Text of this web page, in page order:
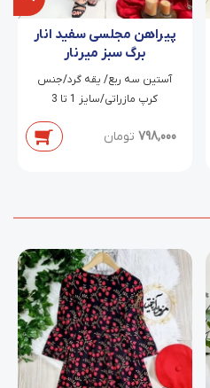
پیراهن مجلسی سفید انار
برگ سبز میرنار
آستین سه ربع/ یقه گرد/جنس
کرپ مازراتی/سایز 1 تا 3
798,000 تومان